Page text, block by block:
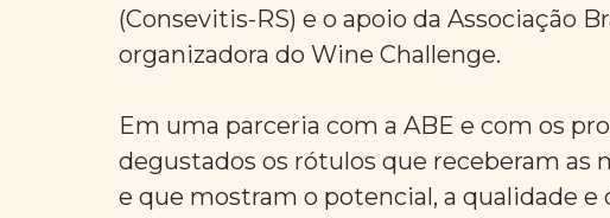
(Consevitis-RS) e o apoio da Associação
organizadora do Wine Challenge.
Em uma parceria com a ABE e com os
degustados os rótulos que receberam as
e que mostram o potencial, a qualidade